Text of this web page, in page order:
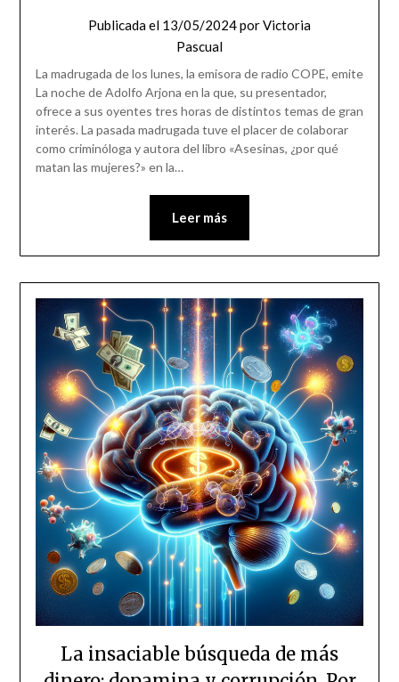
Publicada el 13/05/2024porVictoria
Pascual
La madrugada de los lunes, la emisora de radio COPE, emite
La noche de Adolfo Arjona en la que, su presentador,
ofrece a sus oyentes tres horas de distintos temas de gran
interés. La pasada madrugada tuve el placer de colaborar
como criminóloga y autora del libro «Asesinas, ¿por qué
matan las mujeres?» en la…
Leer más
La insaciable búsqueda de más